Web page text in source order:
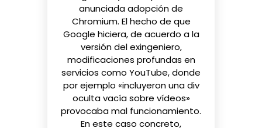
anunciadaadopción de
Chromium. El hecho de que
Google hiciera, de acuerdo a la
versión del exingeniero,
modificaciones profundas en
servicios como YouTube, donde
por ejemplo «incluyeron una div
oculta vacía sobre vídeos»
provocaba mal funcionamiento.
En este caso concreto,